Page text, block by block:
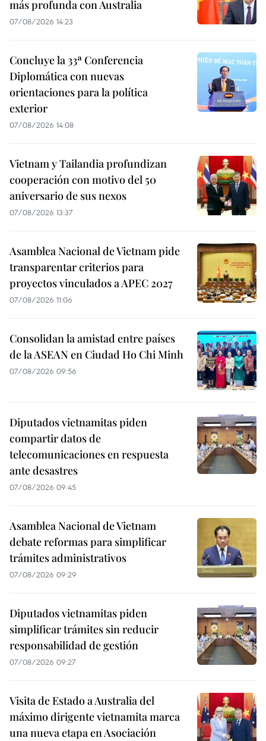
más profunda con Australia
07/08/2026 14:23
Concluye la 33ª Conferencia
Diplomática con nuevas
orientaciones para la política
exterior
07/08/2026 14:08
Vietnam y Tailandia profundizan
cooperación con motivo del 50
aniversario de sus nexos
07/08/2026 13:37
Asamblea Nacional de Vietnam pide
transparentar criterios para
proyectos vinculados a APEC 2027
07/08/2026 11:06
Consolidan la amistad entre países
de la ASEAN en Ciudad Ho Chi Minh
07/08/2026 09:56
Diputados vietnamitas piden
compartir datos de
telecomunicaciones en respuesta
ante desastres
07/08/2026 09:45
Asamblea Nacional de Vietnam
debate reformas para simplificar
trámites administrativos
07/08/2026 09:29
Diputados vietnamitas piden
simplificar trámites sin reducir
responsabilidad de gestión
07/08/2026 09:27
Visita de Estado a Australia del
máximo dirigente vietnamita marca
una nueva etapa en Asociación